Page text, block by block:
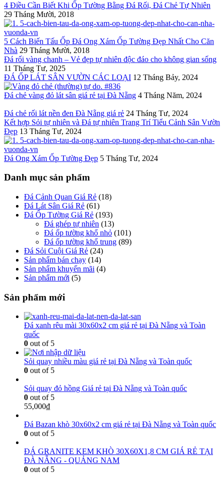
4 Điều Cần Biết Khi Ốp Tường Bằng Đá Rối, Đá Chẻ Tự Nhiên
29 Tháng Mười, 2018
5 Cách Biến Tấu Ốp Đá Ong Xám Ốp Tường Đẹp Nhất Cho Căn
Nhà 29 Tháng Mười, 2018
Đá rối vàng chanh – Vẻ đẹp tự nhiên độc đáo cho không gian sống
11 Tháng Tư, 2025
ĐÁ ỐP LÁT SÂN VƯỜN CÁC LOẠI 12 Tháng Bảy, 2024
Đá chẻ vàng đỏ lát sân giá rẻ tại Đà Nẵng 4 Tháng Năm, 2024
Đá chẻ rối lát nền đen Đà Nẵng giá rẻ 24 Tháng Tư, 2024
Kết hợp Sỏi tự nhiên và Đá tự nhiên Trang Trí Tiểu Cảnh Sân Vườn
Đẹp 13 Tháng Tư, 2024
Đá Ong Xám Ốp Tường Đẹp 5 Tháng Tư, 2024
Danh mục sản phẩm
Đá Cảnh Quan Giá Rẻ (18)
Đá Lát Sân Giá Rẻ (61)
Đá Ốp Tường Giá Rẻ (193)
Đá ghép tự nhiên (13)
Đá ốp tường khổ nhỏ (101)
Đá ốp tường khổ trung (89)
Đá Sỏi Cuội Giá Rẻ (24)
Sản phẩm bán chạy (14)
Sản phẩm khuyến mãi (4)
Sản phẩm mới (5)
Sản phẩm mới
Đá xanh rêu mài 30x60x2 cm giá rẻ tại Đà Nẵng và Toàn
quốc
0 out of 5
Sỏi quay nhiều màu giá rẻ tại Đà Nẵng và Toàn quốc
0 out of 5
Sỏi quay đỏ hồng Giá rẻ tại Đà Nẵng và Toàn quốc
0 out of 5
55,000₫
Đá Bazan khò 30x60x2 cm giá rẻ tại Đà Nẵng và Toàn quốc
0 out of 5
ĐÁ GRANITE KEM KHÒ 30X60X1,8 CM GIÁ RẺ TẠI
ĐÀ NẴNG - QUẢNG NAM
0 out of 5